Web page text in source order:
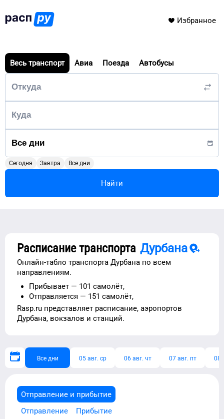
Избранное
Весь транспорт Авиа Поезда Автобусы
Сегодня Завтра Все дни
Найти
Расписание транспорта Дурбана
Онлайн-табло транспорта Дурбана по всем
направлениям.
Прибывает — 101 самолёт,
Отправляется — 151 самолёт,
Rasp.ru представляет расписание, аэропортов
Дурбана, вокзалов и станций.
Все дни 05 авг. ср 06 авг. чт 07 авг. пт 08
Отправление и прибытие
Отправление
Прибытие